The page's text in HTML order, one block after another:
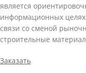
является
информационных
связи со сменой
строительные
Заказать